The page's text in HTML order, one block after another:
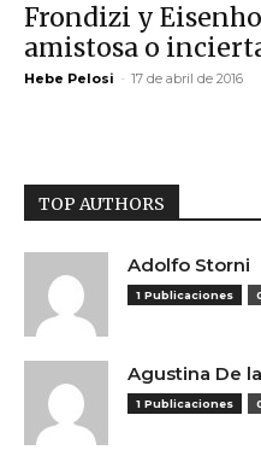
Frondizi y
amistosa o
Hebe Pelosi - 17 de abril de 2016
TOP AUTHORS
Adolfo Storni
1 Publicaciones
Agustina De
1 Publicaciones